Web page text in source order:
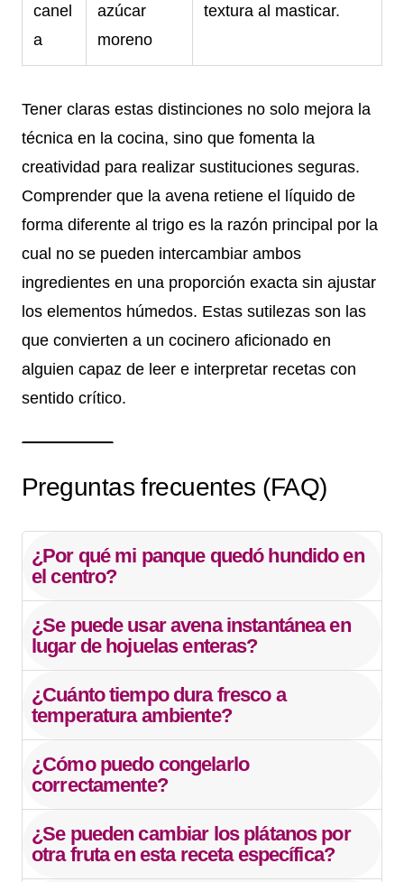
canel
a
azúcar
moreno
textura al masticar.
Tener claras estas distinciones no solo mejora la
técnica en la cocina, sino que fomenta la
creatividad para realizar sustituciones seguras.
Comprender que la avena retiene el líquido de
forma diferente al trigo es la razón principal por la
cual no se pueden intercambiar ambos
ingredientes en una proporción exacta sin ajustar
los elementos húmedos. Estas sutilezas son las
que convierten a un cocinero aficionado en
alguien capaz de leer e interpretar recetas con
sentido crítico.
Preguntas frecuentes (FAQ)
¿Por qué mi panque quedó hundido en
el centro?
¿Se puede usar avena instantánea en
lugar de hojuelas enteras?
¿Cuánto tiempo dura fresco a
temperatura ambiente?
¿Cómo puedo congelarlo
correctamente?
¿Se pueden cambiar los plátanos por
otra fruta en esta receta específica?